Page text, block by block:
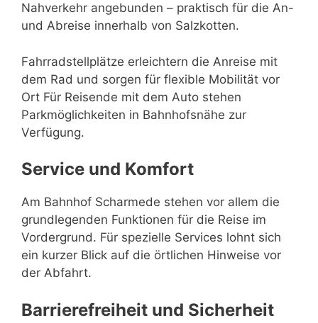
Nahverkehr angebunden – praktisch für die An-
und Abreise innerhalb von Salzkotten.
Fahrradstellplätze erleichtern die Anreise mit
dem Rad und sorgen für flexible Mobilität vor
Ort Für Reisende mit dem Auto stehen
Parkmöglichkeiten in Bahnhofsnähe zur
Verfügung.
Service und Komfort
Am Bahnhof Scharmede stehen vor allem die
grundlegenden Funktionen für die Reise im
Vordergrund. Für spezielle Services lohnt sich
ein kurzer Blick auf die örtlichen Hinweise vor
der Abfahrt.
Barrierefreiheit und Sicherheit